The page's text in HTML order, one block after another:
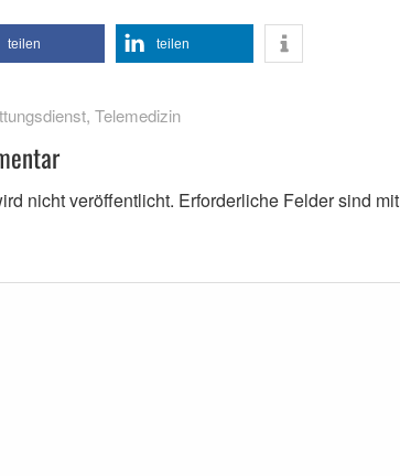
teilen teilen
, Telemedizin
nicht veröffentlicht. Erforderliche Felder sind mit